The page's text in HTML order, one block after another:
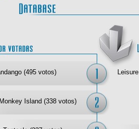
Las mejor
(495 votos)
Island (338 votos)